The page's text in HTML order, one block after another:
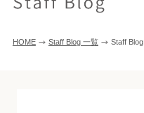
HOME Staff Blog 一覧 Staff Blog